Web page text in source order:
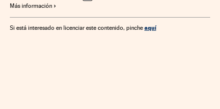
Más información
Si está interesado en licenciar este contenido, pinche aquí